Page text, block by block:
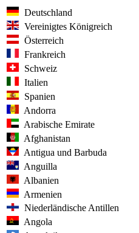
Deutschland
Vereinigtes Königreich
Österreich
Frankreich
Schweiz
Italien
Spanien
Andorra
Arabische Emirate
Afghanistan
Antigua und Barbuda
Anguilla
Albanien
Armenien
Niederländische Antillen
Angola